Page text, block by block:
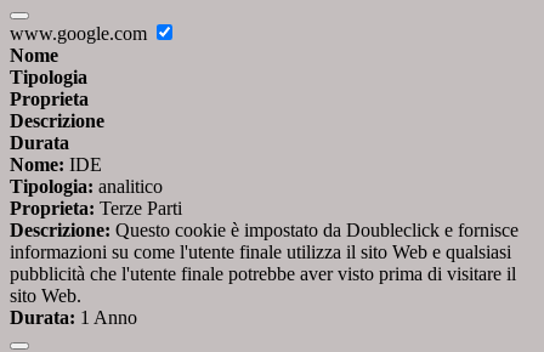
www.google.com
Nome
Tipologia
Proprieta
Descrizione
Durata
Nome: IDE
Tipologia: analitico
Proprieta: Terze Parti
Descrizione: Questo cookie è impostato da Doubleclick e fornisce
informazioni su come l'utente finale utilizza il sito Web e qualsiasi
pubblicità che l'utente finale potrebbe aver visto prima di visitare il
sito Web.
Durata: 1 Anno